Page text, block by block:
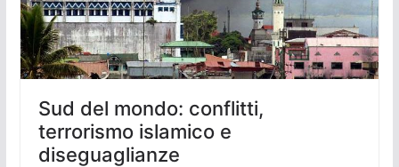
Sud del mondo: conflitti,
terrorismo islamico e
diseguaglianze